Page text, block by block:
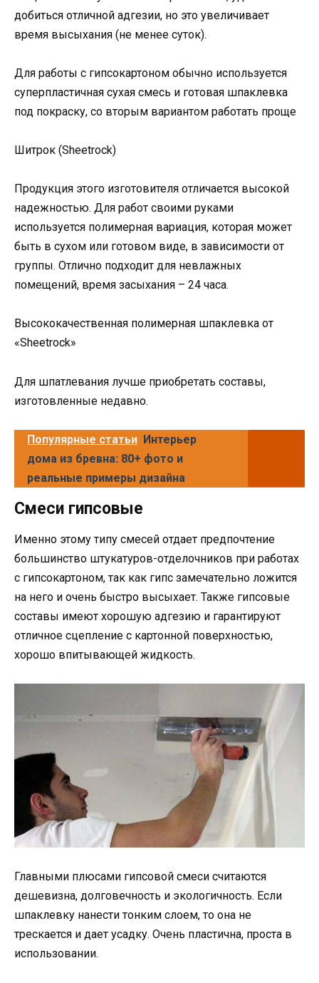
добиться отличной адгезии, но это увеличивает
время высыхания (не менее суток).
Для работы с гипсокартоном обычно используется
суперпластичная сухая смесь и готовая шпаклевка
под покраску, со вторым вариантом работать проще
Шитрок (Sheetrock)
Продукция этого изготовителя отличается высокой
надежностью. Для работ своими руками
используется полимерная вариация, которая может
быть в сухом или готовом виде, в зависимости от
группы. Отлично подходит для невлажных
помещений, время засыхания – 24 часа.
Высококачественная полимерная шпаклевка от
«Sheetrock»
Для шпатлевания лучше приобретать составы,
изготовленные недавно.
Популярные статьи Интерьер
дома из бревна: 80+ фото и
реальные примеры дизайна
Смеси гипсовые
Именно этому типу смесей отдает предпочтение
большинство штукатуров-отделочников при работах
с гипсокартоном, так как гипс замечательно ложится
на него и очень быстро высыхает. Также гипсовые
составы имеют хорошую адгезию и гарантируют
отличное сцепление с картонной поверхностью,
хорошо впитывающей жидкость.
Главными плюсами гипсовой смеси считаются
дешевизна, долговечность и экологичность. Если
шпаклевку нанести тонким слоем, то она не
трескается и дает усадку. Очень пластична, проста в
использовании.